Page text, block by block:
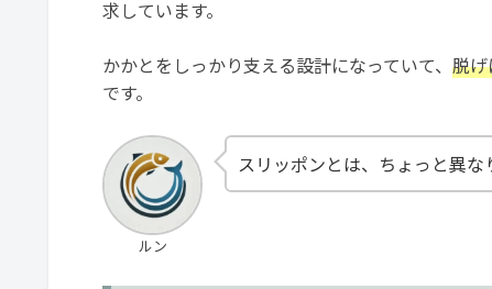
求しています。
かかとをしっかり支える設計になっていて、 脱
です。
ルン
スリッポンとは、ちょっと異な